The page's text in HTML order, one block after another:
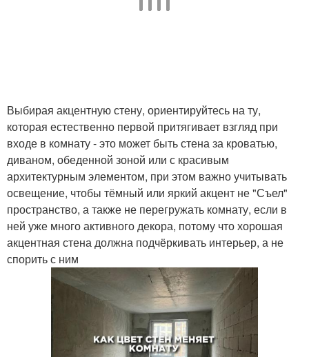
Выбирая акцентную стену, ориентируйтесь на ту,
которая естественно первой притягивает взгляд при
входе в комнату - это может быть стена за кроватью,
диваном, обеденной зоной или с красивым
архитектурным элементом, при этом важно учитывать
освещение, чтобы тёмный или яркий акцент не "Съел"
пространство, а также не перегружать комнату, если в
ней уже много активного декора, потому что хорошая
акцентная стена должна подчёркивать интерьер, а не
спорить с ним